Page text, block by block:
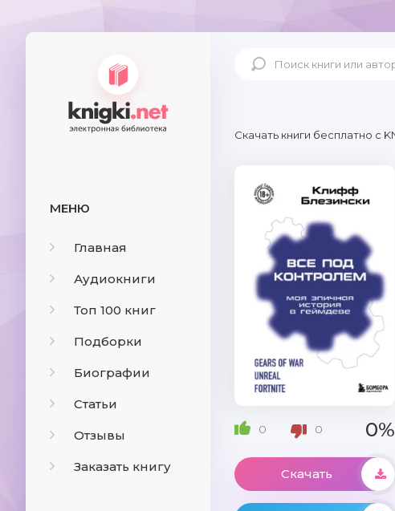
МЕНЮ
Главная
Аудиокниги
Топ 100 книг
Подборки
Биографии
Статьи
Отзывы
Заказать книгу
Скачать книги бесплатно c
0 0 0%
Скачать